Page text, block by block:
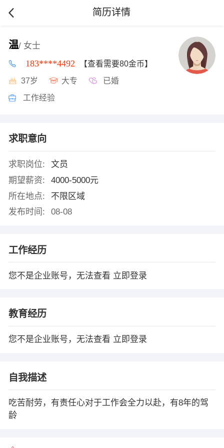
简历详情
温/ 女士
183****4492 【查看需要80金币】
37岁 大专 已婚
工作经验
求职意向
求职岗位:
文员
期望薪资:
4000-5000元
所在地点:
不限区域
发布时间:
08-08
工作经历
您不是企业账号，无法查看 立即登录
教育经历
您不是企业账号，无法查看 立即登录
自我描述
吃苦耐劳，有责任心对于工作会全力以赴，有8年的驾
龄